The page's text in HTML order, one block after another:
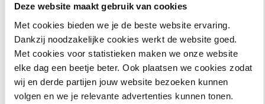
Deze website maakt gebruik van cookies
Met cookies bieden we je de beste website ervaring.
Dankzij noodzakelijke cookies werkt de website goed.
Met cookies voor statistieken maken we onze website
elke dag een beetje beter. Ook plaatsen we cookies zodat
wij en derde partijen jouw website bezoeken kunnen
volgen en we je relevante advertenties kunnen tonen.
E-U4 Transport ActiveLine MM
Lage instap
+
Infinity
instap